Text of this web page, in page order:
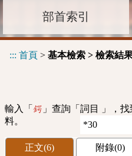
部首索引
::: 首頁 > 基本檢索 > 檢索結
輸入「 鍔 」查詢「詞目 」，
料。
正文(6) 附錄(0)